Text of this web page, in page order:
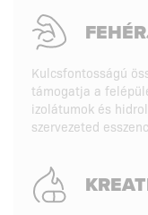
Kulcsfontosságú
támogatja a
izolátumok és
szervezeted